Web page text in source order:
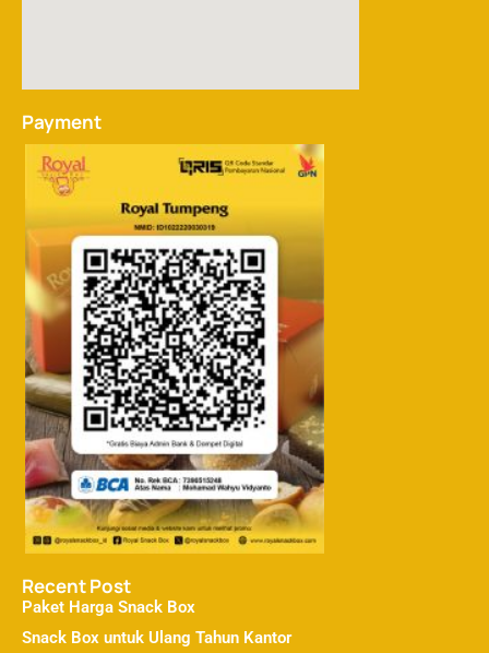
Payment
Recent Post
Paket Harga Snack Box
Snack Box untuk Ulang Tahun Kantor